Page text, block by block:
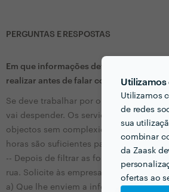
Utilizamos
Utilizamos
de redes
sua
combinar
da Zaask
ofertas ao
PERGUNTAS E RESPOSTAS
Em que informações deve um ou uma
realizar antes de falar com
Se deve trabalhar por orçamento fixo,
vai despender. Os serviços hora
objectos sem complexidade de
horas são suficientes para a realização
-- Depois de filtrar as fontes de
rua. Solicite às empresas o seguinte:
a) Que lhe enviem a informação por